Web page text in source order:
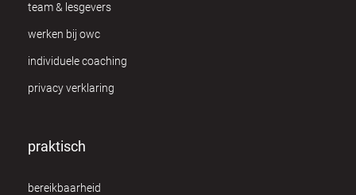
Freija Wouters
George van Elst
team & lesgevers
werken bij owc
individuele coaching
privacy verklaring
praktisch
bereikbaarheid